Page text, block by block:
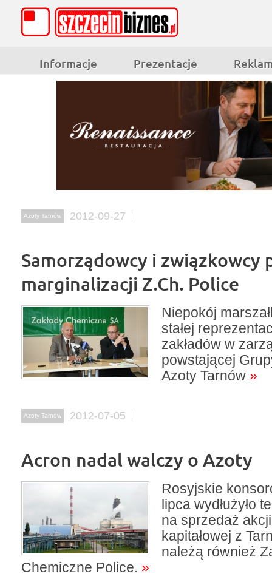
Informacje Prezentacje
Azoty Tarnów 2012-09-27
Samorządowcy i związkowcy
marginalizacji Z.Ch. Police
Niepokój
stałej
zakładów w
powstającej
Azoty Tarnów »
Azoty Tarnów 2012-07-05
Acron nadal walczy o Azoty
Rosyjskie
lipca wydłużyło
na sprzedaż
kapitałowej z
należą również
Chemiczne Police. »